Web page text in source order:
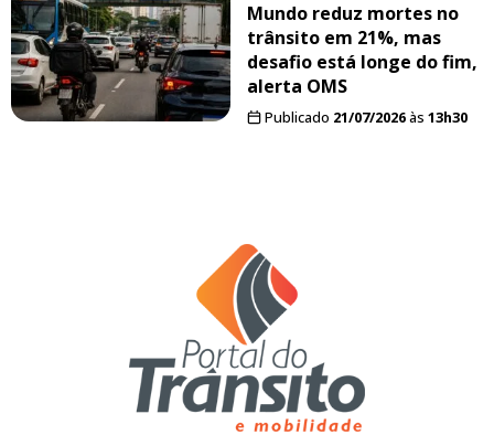
Mundo reduz mortes no
trânsito em 21%, mas
desafio está longe do fim,
alerta OMS
Publicado 21/07/2026às 13h30